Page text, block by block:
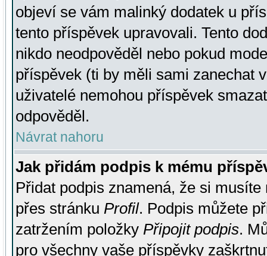
objeví se vám malinký dodatek u
tento příspěvek upravovali. Tento
nikdo neodpověděl nebo pokud
příspěvek (ti by měli sami zanechat
uživatelé nemohou příspěvek
odpověděl.
Návrat nahoru
Jak přidám podpis k mému
Přidat podpis znamená, že si
přes stránku Profil. Podpis můžete
zatržením položky Připojit podpis.
pro všechny vaše příspěvky